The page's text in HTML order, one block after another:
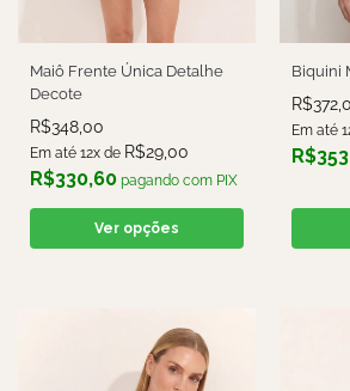
Maiô Frente Única Detalhe
Decote
R$348,00
Em até 12x de R$29,00
R$330,60 pagando com PIX
Ver opções
Biquini
R$
Em até
R$